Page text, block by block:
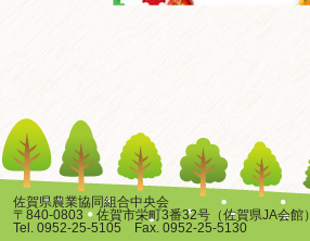
佐賀県農業協同組合中央会
〒840-0803 佐賀市栄町3番32号（佐賀県JA会館）
Tel. 0952-25-5105 Fax. 0952-25-5130